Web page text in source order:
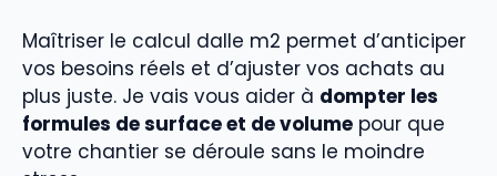
Maîtriser le calcul dalle m2 permet d’anticiper
vos besoins réels et d’ajuster vos achats au
plus juste. Je vais vous aider à dompter les
formules de surface et de volume pour que
votre chantier se déroule sans le moindre